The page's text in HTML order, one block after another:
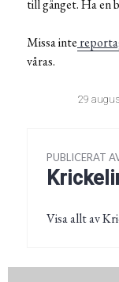
till gänget. Ha en
Missa inte
våras.
29
PUBLICERAT
Visa allt av